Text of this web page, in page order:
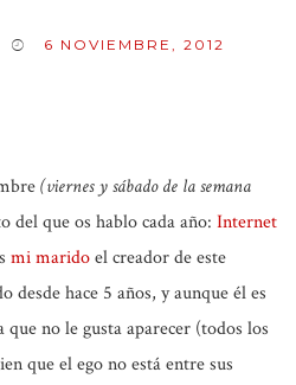
6 NOVIEMBRE, 2012
(viernes y sábado de la semana
del que os hablo cada año: Internet
mi maridoel creador de este
desde hace 5 años, y aunque él es
no le gusta aparecer (todos los
que el ego no está entre sus